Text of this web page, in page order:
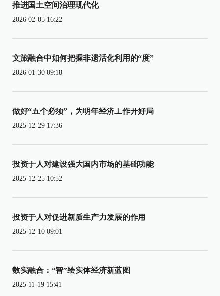
推进国土空间治理现代化
2026-02-05 16:22
文旅融合中如何把握非遗活化利用的“度”
2026-01-30 09:18
做好“五个必须”，为明年经济工作开好局
2025-12-29 17:36
投资于人对建设强大国内市场的基础功能
2025-12-25 10:52
投资于人对促进新质生产力发展的作用
2025-12-10 09:01
数实融合：“智”绘实体经济新蓝图
2025-11-19 15:41